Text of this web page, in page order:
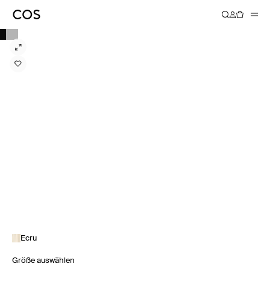
Ecru
Größe auswählen